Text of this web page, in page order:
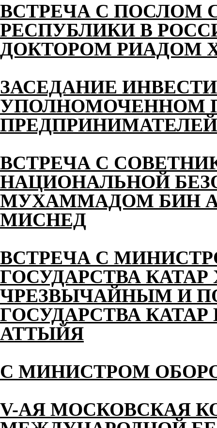
ВСТРЕЧА С ПОСЛОМ
РЕСПУБЛИКИ В
ДОКТОРОМ РИАДОМ
ЗАСЕДАНИЕ
УПОЛНОМОЧЕННОМ
ВСТРЕЧА С
НАЦИОНАЛЬНОЙ
МУХАММАДОМ БИН
МИСНЕД
ВСТРЕЧА С
ГОСУДАРСТВА
ЧРЕЗВЫЧАЙНЫМ И
ГОСУДАРСТВА
АТТЫЙЯ
С МИНИСТРОМ
V-АЯ МОСКОВСКАЯ